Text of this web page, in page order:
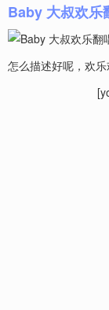
Baby 大叔欢乐
怎么描述好呢，欢